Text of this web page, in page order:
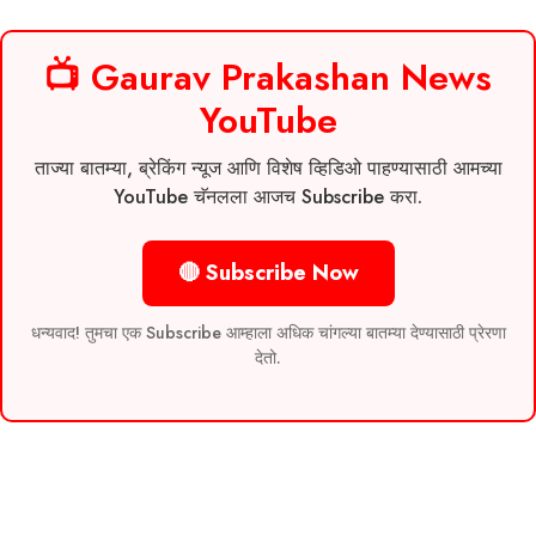
📺 Gaurav Prakashan News
YouTube
ताज्या बातम्या, ब्रेकिंग न्यूज आणि विशेष व्हिडिओ पाहण्यासाठी आमच्या
YouTube चॅनलला आजच Subscribe करा.
🔴 Subscribe Now
धन्यवाद! तुमचा एक Subscribe आम्हाला अधिक चांगल्या बातम्या देण्यासाठी प्रेरणा
देतो.